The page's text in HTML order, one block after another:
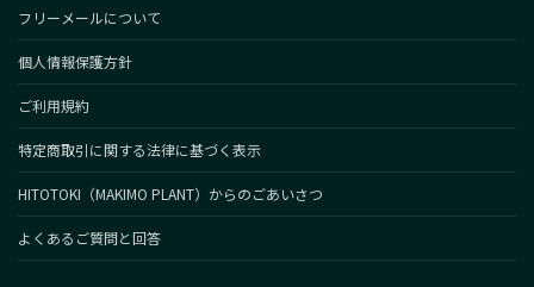
フリーメールについて
個人情報保護方針
ご利用規約
特定商取引に関する法律に基づく表示
HITOTOKI（MAKIMO PLANT）からのごあいさつ
よくあるご質問と回答